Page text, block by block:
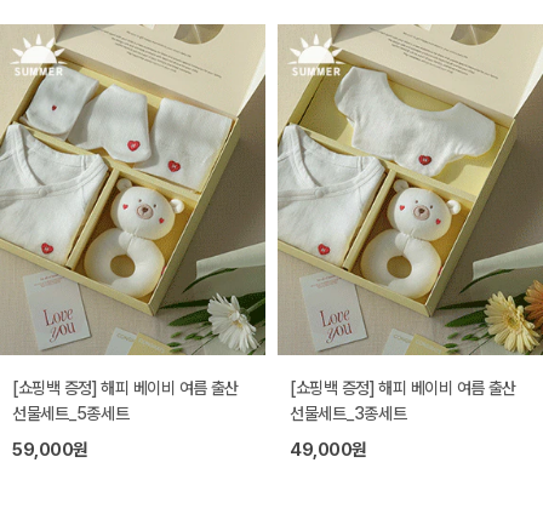
[쇼핑백 증정] 해피 베이비 여름 출산
선물세트_5종세트
59,000원
[쇼핑백 증정] 해피 베이비 여름 출산
선물세트_3종세트
49,000원